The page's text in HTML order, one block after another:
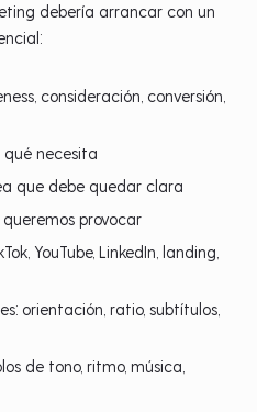
debería arrancar con un
consideración, conversión,
qué necesita
que debe quedar clara
provocar
YouTube, LinkedIn, landing,
orientación, ratio, subtítulos,
de tono, ritmo, música,